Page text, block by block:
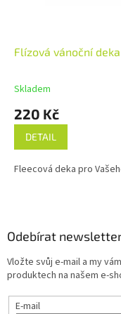
Flízová vánoční
Skladem
220 Kč
DETAIL
Fleecová deka pro
Odebírat
Vložte svůj e-mail a my
produktech na našem e-
E-mail